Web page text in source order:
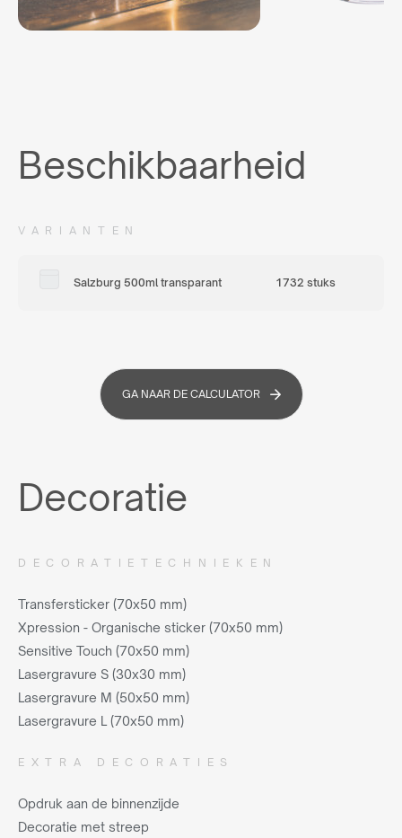
Beschikbaarheid
VARIANTEN
Salzburg 500ml transparant 1732 stuks
GA NAAR DE CALCULATOR
Decoratie
DECORATIETECHNIEKEN
Transfersticker (70x50 mm)
Xpression - Organische sticker (70x50 mm)
Sensitive Touch (70x50 mm)
Lasergravure S (30x30 mm)
Lasergravure M (50x50 mm)
Lasergravure L (70x50 mm)
EXTRA DECORATIES
Opdruk aan de binnenzijde
Decoratie met streep